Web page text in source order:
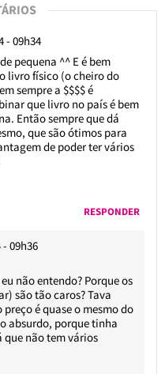
- 09h34
pequena ^^ E é bem
livro físico (o cheiro do
sempre a $$$$ é
que livro no país é bem
Então sempre que dá
que são ótimos para
de poder ter vários
RESPONDER
- 09h36
não entendo? Porque os
são tão caros? Tava
preço é quase o mesmo do
absurdo, porque tinha
que não tem vários